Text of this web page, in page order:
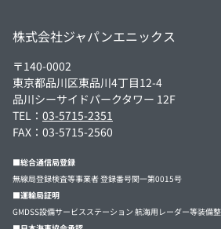
株式会社ジャパンエニックス
〒140-0002
東京都品川区東品川4丁目12-4
品川シーサイドパークタワー 12F
TEL： 03-5715-2351
FAX：03-5715-2560
■総合通信局登録
無線局登録検査等事業者 登録番号関一第0015号
■運輸局証明
GMDSS設備サービスステーション 航海用レーダー等装備